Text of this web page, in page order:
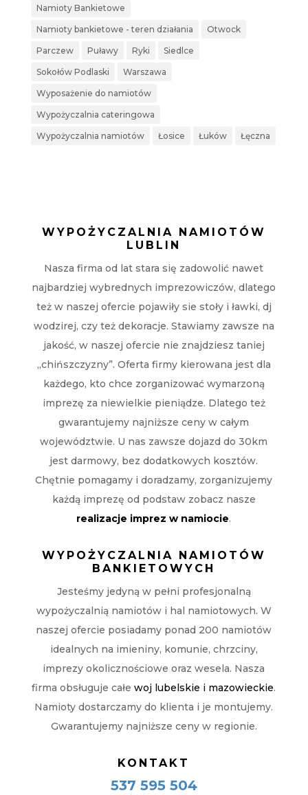
Namioty Bankietowe
Namioty bankietowe - teren działania Otwock
Parczew Puławy Ryki Siedlce
Sokołów Podlaski Warszawa
Wyposażenie do namiotów
Wypożyczalnia cateringowa
Wypożyczalnia namiotów Łosice Łuków Łęczna
WYPOŻYCZALNIA NAMIOTÓW
LUBLIN
Nasza firma od lat stara się zadowolić nawet
najbardziej wybrednych imprezowiczów, dlatego
też w naszej ofercie pojawiły sie stoły i ławki, dj
wodzirej, czy też dekoracje. Stawiamy zawsze na
jakość, w naszej ofercie nie znajdziesz taniej
„chińszczyzny”. Oferta firmy kierowana jest dla
każdego, kto chce zorganizować wymarzoną
imprezę za niewielkie pieniądze. Dlatego też
gwarantujemy najniższe ceny w całym
województwie. U nas zawsze dojazd do 30km
jest darmowy, bez dodatkowych kosztów.
Chętnie pomagamy i doradzamy, zorganizujemy
każdą imprezę od podstaw zobacz nasze
realizacje imprez w namiocie.
WYPOŻYCZALNIA NAMIOTÓW
BANKIETOWYCH
Jesteśmy jedyną w pełni profesjonalną
wypożyczalnią namiotów i hal namiotowych. W
naszej ofercie posiadamy ponad 200 namiotów
idealnych na imieniny, komunie, chrzciny,
imprezy okolicznościowe oraz wesela. Nasza
firma obsługuje całewoj lubelskie i mazowieckie.
Namioty dostarczamy do klienta i je montujemy.
Gwarantujemy najniższe ceny w regionie.
KONTAKT
537 595 504